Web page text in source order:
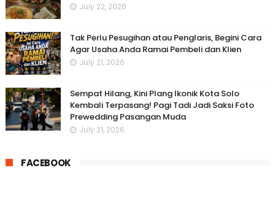
July 22, 2026
Tak Perlu Pesugihan atau Penglaris, Begini Cara
Agar Usaha Anda Ramai Pembeli dan Klien
July 21, 2026
Sempat Hilang, Kini Plang Ikonik Kota Solo
Kembali Terpasang! Pagi Tadi Jadi Saksi Foto
Prewedding Pasangan Muda
July 21, 2026
FACEBOOK